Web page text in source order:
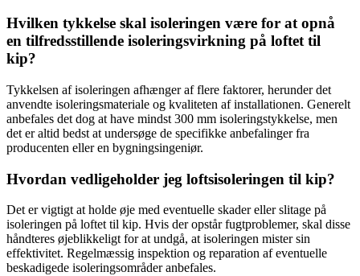
Hvilken tykkelse skal isoleringen være for at opnå
en tilfredsstillende isoleringsvirkning på loftet til
kip?
Tykkelsen af isoleringen afhænger af flere faktorer, herunder det
anvendte isoleringsmateriale og kvaliteten af installationen. Generelt
anbefales det dog at have mindst 300 mm isoleringstykkelse, men
det er altid bedst at undersøge de specifikke anbefalinger fra
producenten eller en bygningsingeniør.
Hvordan vedligeholder jeg loftsisoleringen til kip?
Det er vigtigt at holde øje med eventuelle skader eller slitage på
isoleringen på loftet til kip. Hvis der opstår fugtproblemer, skal disse
håndteres øjeblikkeligt for at undgå, at isoleringen mister sin
effektivitet. Regelmæssig inspektion og reparation af eventuelle
beskadigede isoleringsområder anbefales.